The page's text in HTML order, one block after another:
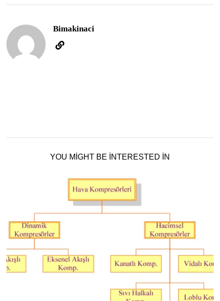
Bimakinaci
YOU MIGHT BE INTERESTED IN